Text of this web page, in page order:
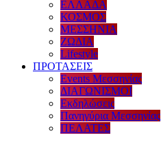
ΕΛΛΑΔΑ
ΚΟΣΜΟΣ
ΜΕΣΣΗΝΙΑ
ΖΩΔΙΑ
Lifestyle
ΠΡΟΤΑΣΕΙΣ
Events Μεσσηνίας
ΔΙΑΓΩΝΙΣΜΟΙ
Εκδηλώσεις
Πανηγύρια Μεσσηνίας
ΠΕΛΑΤΕΣ